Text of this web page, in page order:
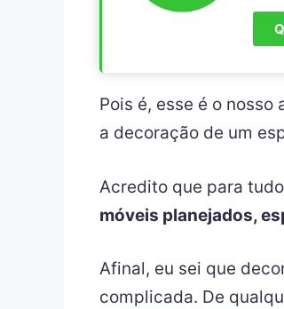
Pois é, esse é o
a decoração de um
Acredito que para
móveis planejados,
Afinal, eu sei que
complicada. De